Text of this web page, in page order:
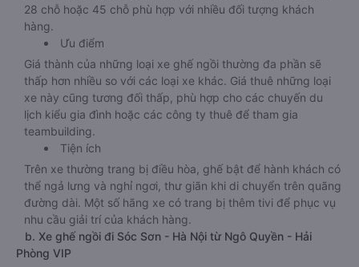
28 chỗ hoặc 45 chỗ phù hợp với nhiều đối tượng khách
hàng.
Ưu điểm
Giá thành của những loại xe ghế ngồi thường đa phần sẽ
thấp hơn nhiều so với các loại xe khác. Giá thuê những loại
xe này cũng tương đối thấp, phù hợp cho các chuyến du
lịch kiểu gia đình hoặc các công ty thuê để tham gia
teambuilding.
Tiện ích
Trên xe thường trang bị điều hòa, ghế bật để hành khách có
thể ngả lưng và nghỉ ngơi, thư giãn khi di chuyển trên quãng
đường dài. Một số hãng xe có trang bị thêm tivi để phục vụ
nhu cầu giải trí của khách hàng.
b. Xe ghế ngồi đi Sóc Sơn - Hà Nội từ Ngô Quyền - Hải
Phòng VIP